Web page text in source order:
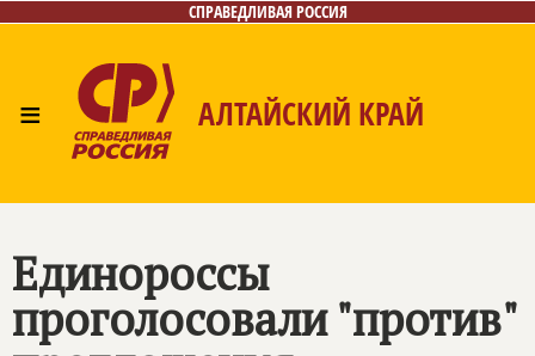
СПРАВЕДЛИВАЯ РОССИЯ
≡ АЛТАЙСКИЙ КРАЙ
Единороссы
проголосовали "против"